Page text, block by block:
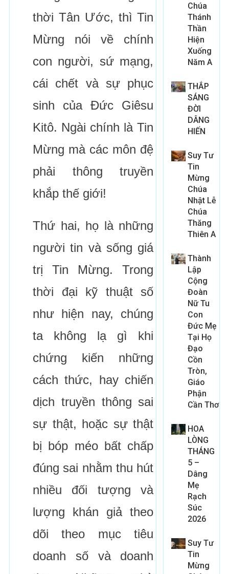
thời Tân Ước, thì Tin
Mừng nói về chính
con người, sứ mạng,
cái chết và sự phục
sinh của Đức Giêsu
Kitô. Ngài chính là Tin
Mừng mà các môn đệ
phải thông truyền
khắp thế giới!
Thứ hai, họ là những
người tin và sống giá
trị Tin Mừng. Trong
thời đại kỹ thuật số
như hiện nay, chúng
ta không lạ gì khi
chứng kiến những
cách thức, hay chiến
dịch truyền thông sai
sự thật, hoặc sự thật
bị bóp méo bất chấp
đúng sai nhằm thu hút
nhiều đối tượng và
lượng khán giả theo
dõi theo mục tiêu
doanh số và doanh
Chúa
Thánh
Thần
Hiện
Xuống
Năm A
THẮP
SÁNG
ĐỜI
DÂNG
HIẾN
Suy Tư
Tin
Mừng
Chúa
Nhật Lễ
Chúa
Thăng
Thiên A
Thành
Lập
Cộng
Đoàn
Nữ Tu
Con
Đức Mẹ
Tại Họ
Đạo
Cồn
Tròn,
Giáo
Phận
Cần Thơ
HOA
LÒNG
THÁNG
5 –
Dâng
Mẹ
Rạch
Súc
2026
Suy Tư
Tin
Mừng